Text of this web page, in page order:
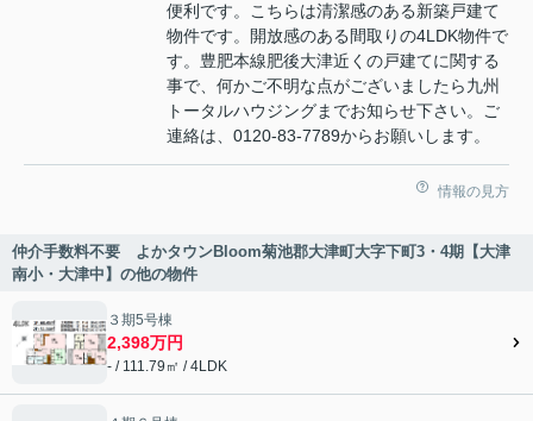
便利です。こちらは清潔感のある新築戸建て
物件です。開放感のある間取りの4LDK物件で
す。豊肥本線肥後大津近くの戸建てに関する
事で、何かご不明な点がございましたら九州
トータルハウジングまでお知らせ下さい。ご
連絡は、0120-83-7789からお願いします。
情報の見方
仲介手数料不要 よかタウンBloom菊池郡大津町大字下町3・4期【大津
南小・大津中】の他の物件
３期5号棟
2,398万円
- / 111.79㎡ / 4LDK